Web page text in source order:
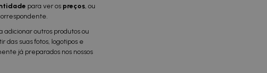
para ver os preços, ou
adicionar outros produtos ou
das suas fotos, logotipos e
já preparados nos nossos